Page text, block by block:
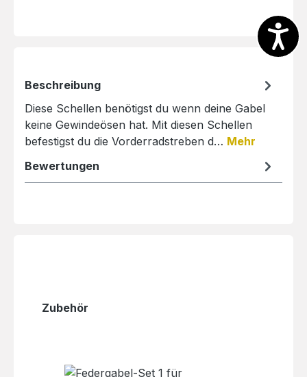
Beschreibung
Diese Schellen benötigst du wenn deine Gabel
keine Gewindeösen hat. Mit diesen Schellen
befestigst du die Vorderradstreben d… Mehr
Bewertungen
Produktgalerie überspringen
Zubehör